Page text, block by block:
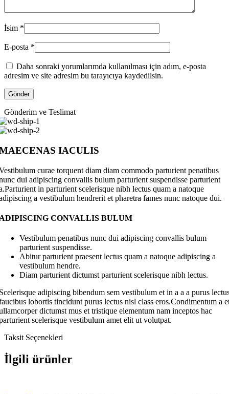
İsim *
E-posta *
Daha sonraki yorumlarımda kullanılması için adım, e-posta
adresim ve site adresim bu tarayıcıya kaydedilsin.
Gönderim ve Teslimat
IACULIS
curae torquent diam diam commodo parturient penatibus
dui adipiscing convallis bulum parturient suspendisse parturient
in parturient scelerisque nibh lectus quam a natoque
a vestibulum hendrerit et pharetra fames nunc natoque dui.
CONVALLIS BULUM
Vestibulum penatibus nunc dui adipiscing convallis bulum
parturient suspendisse.
Abitur parturient praesent lectus quam a natoque adipiscing a
vestibulum hendre.
Diam parturient dictumst parturient scelerisque nibh lectus.
adipiscing bibendum sem vestibulum et in a a a purus
lobortis tincidunt purus lectus nisl class eros.Condimentum a
dictumst mus et tristique elementum nam inceptos hac
scelerisque vestibulum amet elit ut volutpat.
Taksit Seçenekleri
İlgili ürünler